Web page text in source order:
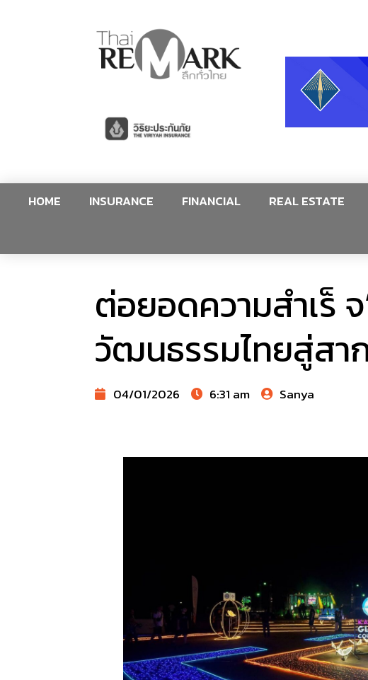
HOME INSURANCE FINANCIAL REAL ESTATE
ต่อยอดความสำเร็
วัฒนธรรมไทยสู่สา
04/01/2026 6:31 am Sanya